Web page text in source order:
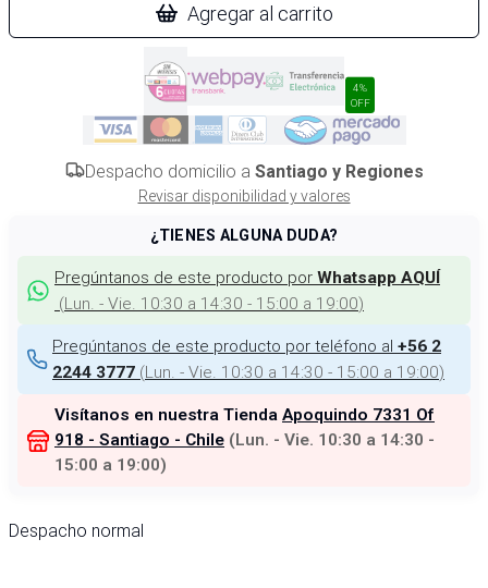
Agregar al carrito
4%
OFF
Despacho domicilio a Santiago y Regiones
Revisar disponibilidad y valores
¿TIENES ALGUNA DUDA?
Pregúntanos de este producto por Whatsapp AQUÍ
(Lun. - Vie. 10:30 a 14:30 - 15:00 a 19:00)
Pregúntanos de este producto por teléfono al +56 2
2244 3777 (Lun. - Vie. 10:30 a 14:30 - 15:00 a 19:00)
Visítanos en nuestra Tienda Apoquindo 7331 Of
918 - Santiago - Chile (Lun. - Vie. 10:30 a 14:30 -
15:00 a 19:00)
Despacho normal